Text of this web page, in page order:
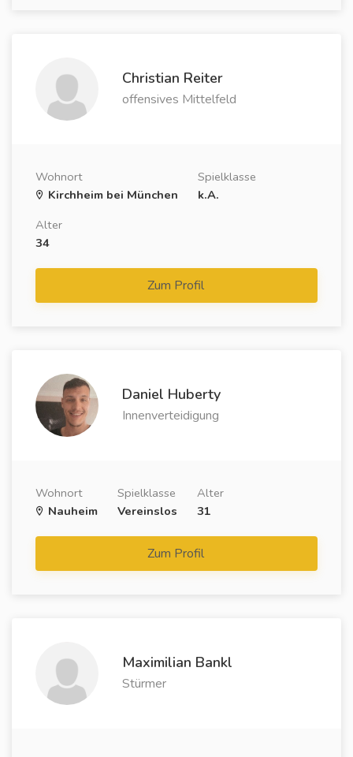
Christian Reiter
offensives Mittelfeld
Wohnort
Kirchheim bei München
Spielklasse
k.A.
Alter
34
Zum Profil
Daniel Huberty
Innenverteidigung
Wohnort
Nauheim
Spielklasse
Vereinslos
Alter
31
Zum Profil
Maximilian Bankl
Stürmer